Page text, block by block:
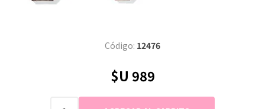
Código: 12476
$U 989